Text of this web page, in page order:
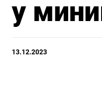
у
13.12.2023